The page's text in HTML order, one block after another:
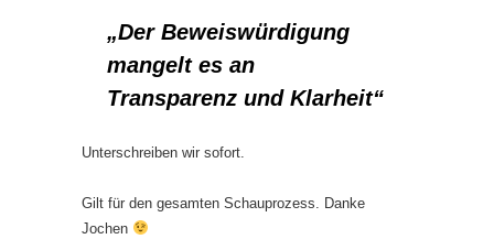
„Der Beweiswürdigung
mangelt es an
Transparenz und Klarheit“
Unterschreiben wir sofort.
Gilt für den gesamten Schauprozess. Danke
Jochen